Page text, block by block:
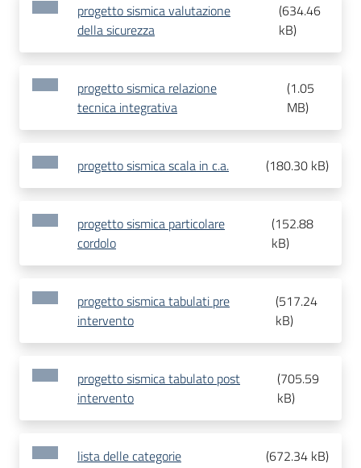
progetto sismica valutazione
della sicurezza
(634.46
kB)
progetto sismica relazione
tecnica integrativa
(1.05
MB)
progetto sismica scala in c.a. (180.30 kB)
progetto sismica particolare
cordolo
(152.88
kB)
progetto sismica tabulati pre
intervento
(517.24
kB)
progetto sismica tabulato post
intervento
(705.59
kB)
lista delle categorie (672.34 kB)